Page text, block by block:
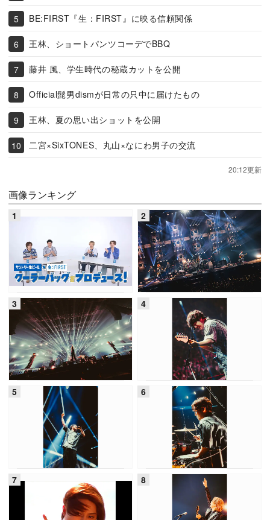
BE:FIRST『生：FIRST』に映る信頼関係
王林、ショートパンツコーデでBBQ
藤井 風、学生時代の秘蔵カットを公開
Official髭男dismが日常の只中に届けたもの
王林、夏の思い出ショットを公開
二宮×SixTONES、丸山×なにわ男子の交流
20:12更新
画像ランキング